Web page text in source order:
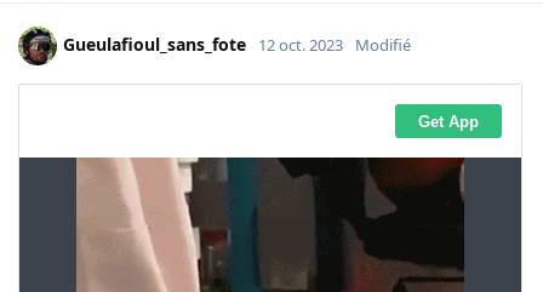
Gueulafioul_sans_fote 12 oct. 2023 Modifié